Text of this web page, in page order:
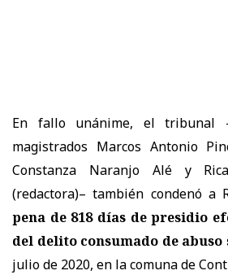
En fallo unánime, el tribunal
magistrados Marcos Antonio
Constanza Naranjo Alé y
(redactora)– también condenó a
pena de 818 días de presidio
del delito consumado de abuso
julio de 2020, en la comuna de